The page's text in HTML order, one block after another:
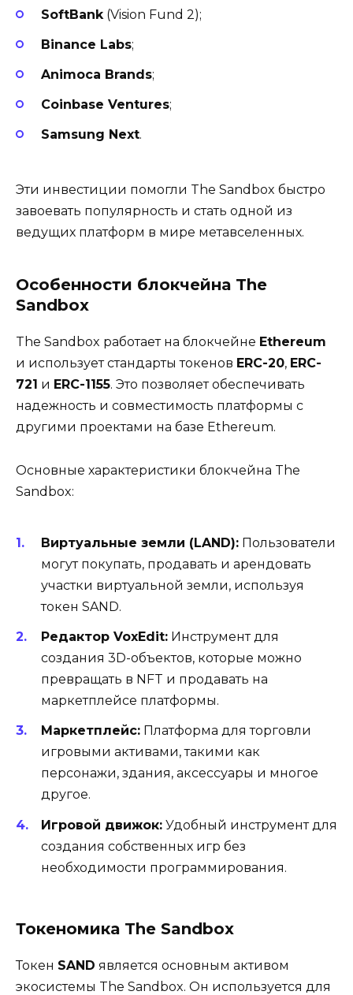
SoftBank (Vision Fund 2);
Binance Labs;
Animoca Brands;
Coinbase Ventures;
Samsung Next.
Эти инвестиции помогли The Sandbox быстро
завоевать популярность и стать одной из
ведущих платформ в мире метавселенных.
Особенности блокчейна The
Sandbox
The Sandbox работает на блокчейне Ethereum
и использует стандарты токенов ERC-20, ERC-
721 и ERC-1155. Это позволяет обеспечивать
надежность и совместимость платформы с
другими проектами на базе Ethereum.
Основные характеристики блокчейна The
Sandbox:
Виртуальные земли (LAND): Пользователи
могут покупать, продавать и арендовать
участки виртуальной земли, используя
токен SAND.
Редактор VoxEdit: Инструмент для
создания 3D-объектов, которые можно
превращать в NFT и продавать на
маркетплейсе платформы.
Маркетплейс: Платформа для торговли
игровыми активами, такими как
персонажи, здания, аксессуары и многое
другое.
Игровой движок: Удобный инструмент для
создания собственных игр без
необходимости программирования.
Токеномика The Sandbox
Токен SAND является основным активом
экосистемы The Sandbox. Он используется для